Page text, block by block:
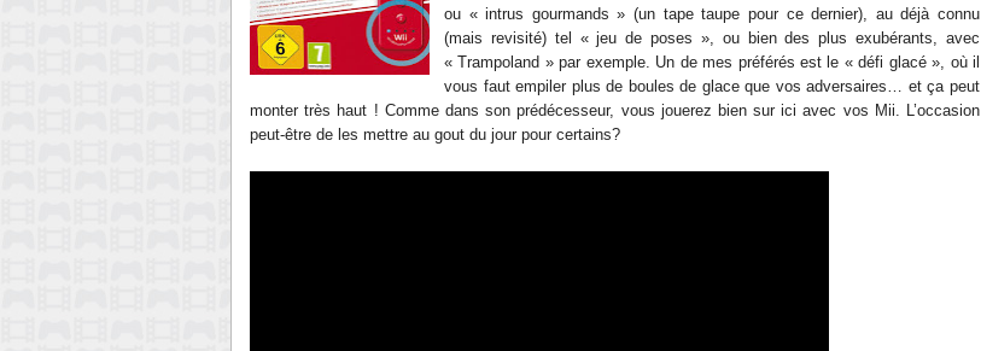
ou « intrus gourmands » (un tape taupe pour ce dernier), au déjà connu
(mais revisité) tel « jeu de poses », ou bien des plus exubérants, avec
« Trampoland » par exemple. Un de mes préférés est le « défi glacé », où il
vous faut empiler plus de boules de glace que vos adversaires… et ça peut
monter très haut ! Comme dans son prédécesseur, vous jouerez bien sur ici avec vos Mii. L’occasion
peut-être de les mettre au gout du jour pour certains?